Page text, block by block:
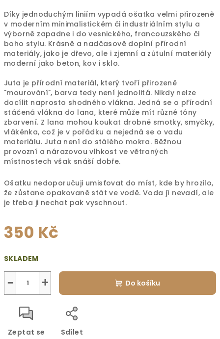
Díky jednoduchým liniím vypadá ošatka velmi přirozeně
v moderním minimalistickém či industriálním stylu a
výborně zapadne i do vesnického, francouzského či
boho stylu. Krásně a nadčasově doplní přírodní
materiály, jako je dřevo, ale i zjemní a zútulní materiály
moderní jako beton, kov i sklo.
Juta je přírodní materiál, který tvoří přirozeně
"mourování", barva tedy není jednolitá. Nikdy nelze
docílit naprosto shodného vlákna. Jedná se o přírodní
stáčená vlákna do lana, které může mít různé tóny
zbarvení. Z lana mohou koukat drobné smotky, smyčky,
vlákénka, což je v pořádku a nejedná se o vadu
materiálu. Juta není do stálého mokra. Běžnou
provozní a nárazovou vlhkost ve větraných
místnostech však snáší dobře.
Ošatku nedoporučuji umisťovat do míst, kde by hrozilo,
že zůstane opakovaně stát ve vodě. Voda jí nevadí, ale
je třeba ji nechat pak vyschnout.
350 Kč
cena:
SKLADEM
+
− Do košíku
Zeptat se Sdílet